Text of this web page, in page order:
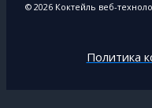
© 2026 Коктейль веб-
Политика